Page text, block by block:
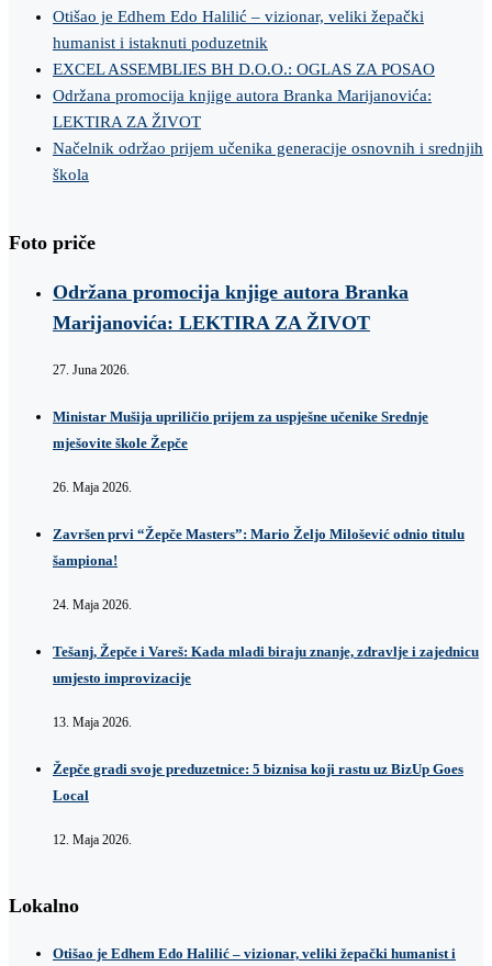
Otišao je Edhem Edo Halilić – vizionar, veliki žepački
humanist i istaknuti poduzetnik
EXCEL ASSEMBLIES BH D.O.O.: OGLAS ZA POSAO
Održana promocija knjige autora Branka Marijanovića:
LEKTIRA ZA ŽIVOT
Načelnik održao prijem učenika generacije osnovnih i srednjih
škola
Foto priče
Održana promocija knjige autora Branka
Marijanovića: LEKTIRA ZA ŽIVOT
27. Juna 2026.
Ministar Mušija upriličio prijem za uspješne učenike Srednje
mješovite škole Žepče
26. Maja 2026.
Završen prvi “Žepče Masters”: Mario Željo Milošević odnio titulu
šampiona!
24. Maja 2026.
Tešanj, Žepče i Vareš: Kada mladi biraju znanje, zdravlje i zajednicu
umjesto improvizacije
13. Maja 2026.
Žepče gradi svoje preduzetnice: 5 biznisa koji rastu uz BizUp Goes
Local
12. Maja 2026.
Lokalno
Otišao je Edhem Edo Halilić – vizionar, veliki žepački humanist i